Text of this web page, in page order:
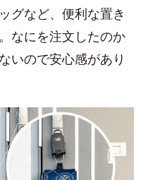
グなど、便利な置き
なにを注文したのか
いので安心感があり